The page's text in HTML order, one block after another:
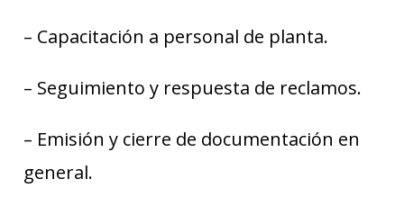
– Capacitación a personal de planta.
– Seguimiento y respuesta de reclamos.
– Emisión y cierre de documentación en
general.